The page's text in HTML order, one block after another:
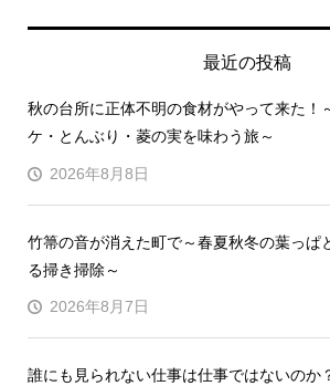
最近の投稿
秋の台所に正体不明の食材がやって来た！
ケ・とんぶり・菱の実を味わう旅～
2026年8月8日
竹箒の音が消えた町で～春夏秋冬の葉っぱ
る掃き掃除～
2026年8月7日
誰にも見られない仕事は仕事ではないのか